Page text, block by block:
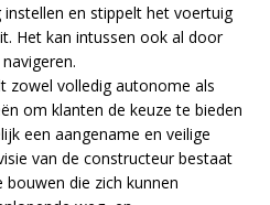
en stippelt het voertuig
Het kan intussen ook al door
zowel volledig autonome als
om klanten de keuze te bieden
een aangename en veilige
van de constructeur bestaat
die zich kunnen